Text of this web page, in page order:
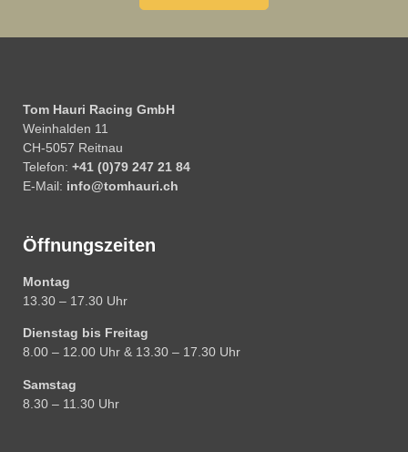
Tom Hauri Racing GmbH
Weinhalden 11
CH-5057 Reitnau
Telefon: +41 (0)79 247 21 84
E-Mail: info@tomhauri.ch
Öffnungszeiten
Montag
13.30 – 17.30 Uhr
Dienstag bis Freitag
8.00 – 12.00 Uhr & 13.30 – 17.30 Uhr
Samstag
8.30 – 11.30 Uhr